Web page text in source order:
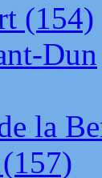
(154)
Dun
la